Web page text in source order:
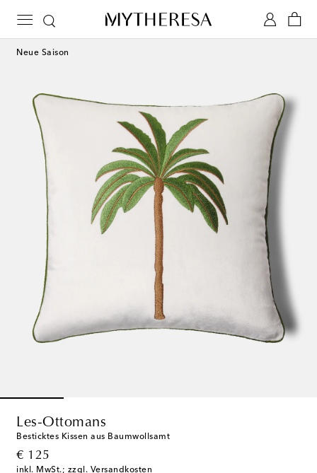
Neue Saison
Les-Ottomans
Besticktes Kissen aus Baumwollsamt
€ 125
original price
inkl. MwSt.; zzgl. Versandkosten